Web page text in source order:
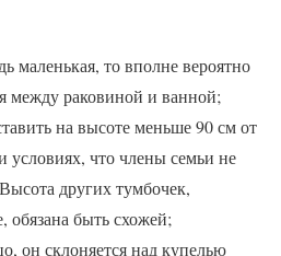
маленькая, то вполне вероятно
между раковиной и ванной;
на высоте меньше 90 см от
условиях, что члены семьи не
других тумбочек,
обязана быть схожей;
он склоняется над купелью